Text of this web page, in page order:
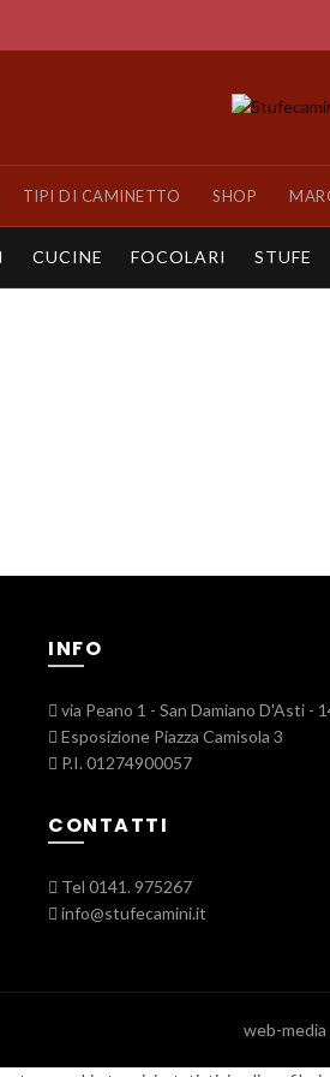
TIPI DI CAMINETTO SHOP
CUCINE FOCOLARI STUFE
INFO
via Peano 1 - San Damiano D'Asti -
Esposizione Piazza Camisola 3
P.I. 01274900057
CONTATTI
Tel 0141. 975267
info@stufecamini.it
web-media